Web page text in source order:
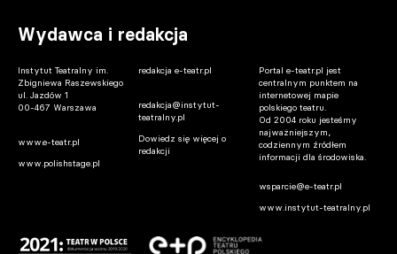
Wydawca i redakcja
Instytut Teatralny im.
Zbigniewa Raszewskiego
ul. Jazdów 1
00-467 Warszawa
www.e-teatr.pl
www.polishstage.pl
redakcja e-teatr.pl
redakcja@instytut-
teatralny.pl
Dowiedz się więcej o
redakcji
Portal e-teatr.pl jest
centralnym punktem na
internetowej mapie
polskiego teatru.
Od 2004 roku jesteśmy
najważniejszym,
codziennym źródłem
informacji dla środowiska.
wsparcie@e-teatr.pl
www.instytut-teatralny.pl